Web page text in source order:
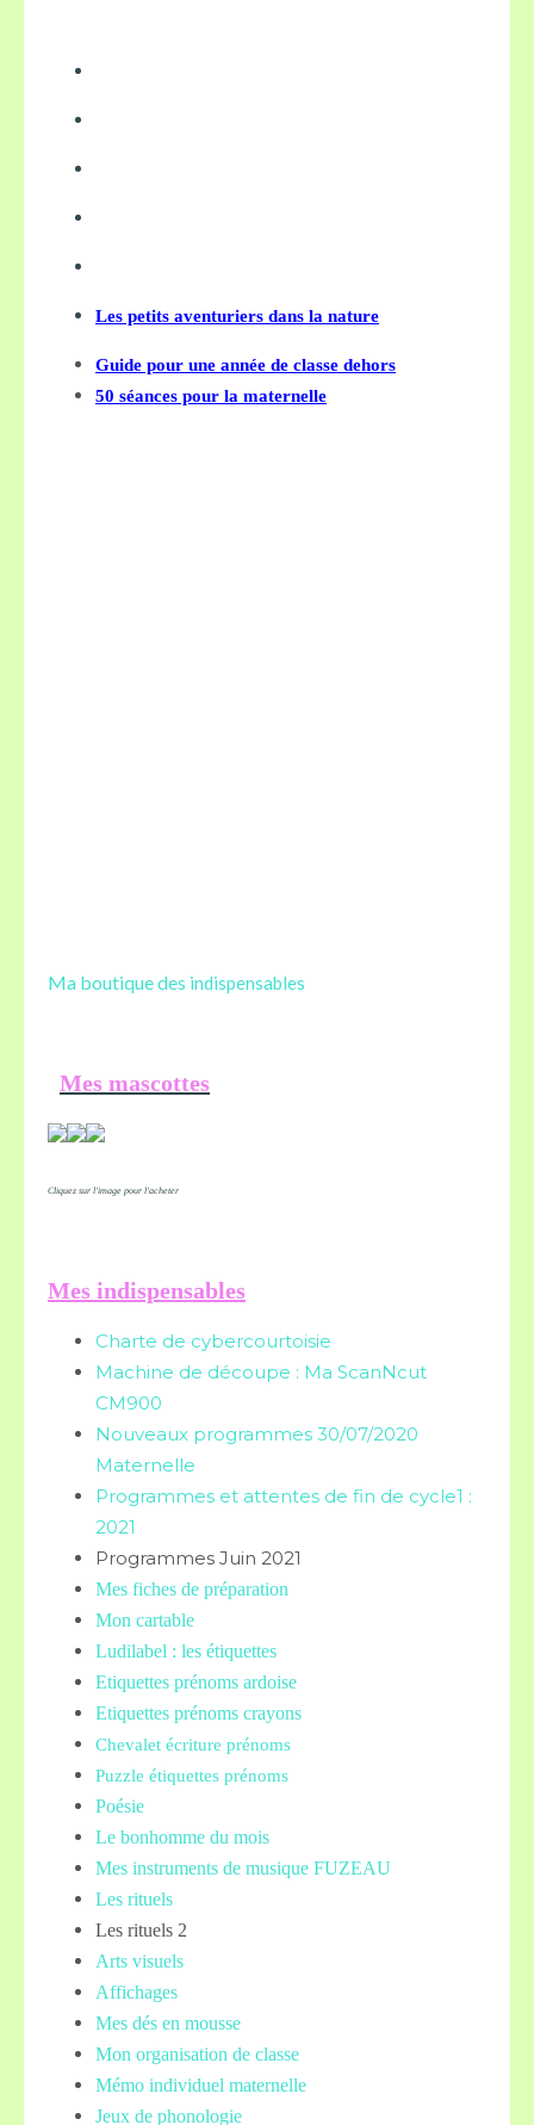
Les petits aventuriers dans la nature
Guide pour une année de classe dehors
50 séances pour la maternelle
Ma boutique des indispensables
Mes mascottes
Cliquez sur l'image pour l'acheter
Mes indispensables
Charte de cybercourtoisie
Machine de découpe : Ma ScanNcut
CM900
Nouveaux programmes 30/07/2020
Maternelle
Programmes et attentes de fin de cycle1 :
2021
Programmes Juin 2021
Mes fiches de préparation
Mon cartable
Ludilabel : les étiquettes
Etiquettes prénoms ardoise
Etiquettes prénoms crayons
Chevalet écriture prénoms
Puzzle étiquettes prénoms
Poésie
Le bonhomme du mois
Mes instruments de musique FUZEAU
Les rituels
Les rituels 2
Arts visuels
Affichages
Mes dés en mousse
Mon organisation de classe
Mémo individuel maternelle
Jeux de phonologie